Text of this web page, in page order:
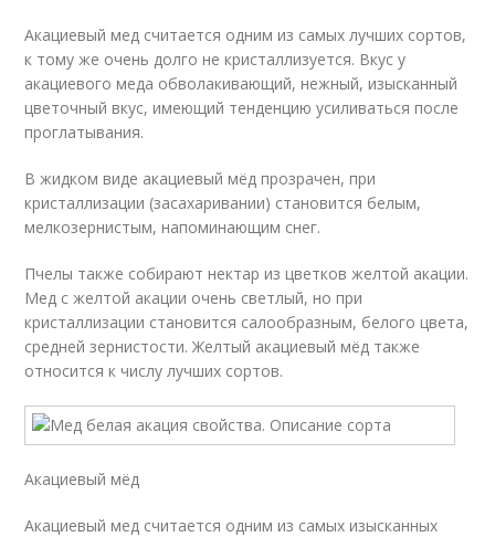
Акациевый мед считается одним из самых лучших сортов,
к тому же очень долго не кристаллизуется. Вкус у
акациевого меда обволакивающий, нежный, изысканный
цветочный вкус, имеющий тенденцию усиливаться после
проглатывания.
В жидком виде акациевый мёд прозрачен, при
кристаллизации (засахаривании) становится белым,
мелкозернистым, напоминающим снег.
Пчелы также собирают нектар из цветков желтой акации.
Мед с желтой акации очень светлый, но при
кристаллизации становится салообразным, белого цвета,
средней зернистости. Желтый акациевый мёд также
относится к числу лучших сортов.
Акациевый мёд
Акациевый мед считается одним из самых изысканных